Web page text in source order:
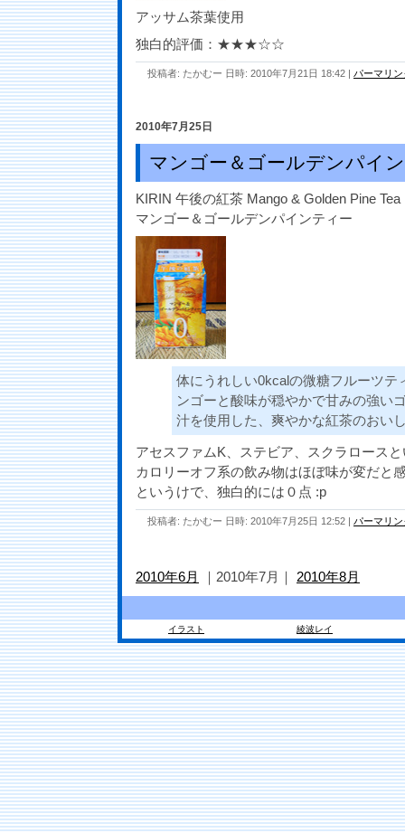
アッサム茶葉使用
独白的評価：★★★☆☆
投稿者: たかむー 日時: 2010年7月21日 18:42 | パーマリン
2010年7月25日
マンゴー＆ゴールデンパイ
KIRIN 午後の紅茶 Mango & Golden Pine Tea
マンゴー＆ゴールデンパインティー
体にうれしい0kcalの微糖フルーツテ
ンゴーと酸味が穏やかで甘みの強い
汁を使用した、爽やかな紅茶のおい
アセスファムK、ステビア、スクラロース
カロリーオフ系の飲み物はほぼ味が変だと
というけで、独白的には０点 :p
投稿者: たかむー 日時: 2010年7月25日 12:52 | パーマリン
2010年6月 ｜2010年7月｜ 2010年8月
イラスト 綾波レイ